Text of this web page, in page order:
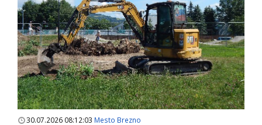
30.07.2026 08:12:03 Mesto Brezno